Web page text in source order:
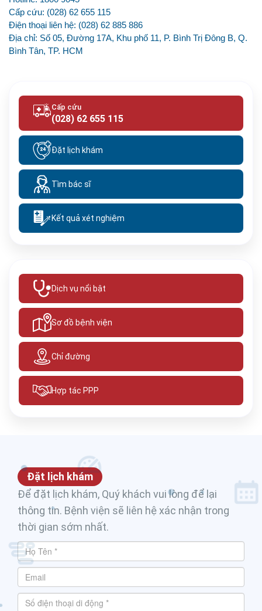
Cấp cứu: (028) 62 655 115
Điện thoại liên hệ: (028) 62 885 886
Địa chỉ: Số 05, Đường 17A, Khu phố 11, P. Bình Trị Đông B, Q.
Bình Tân, TP. HCM
Cấp cứu
(028) 62 655 115
Đặt lịch khám
Tìm bác sĩ
Kết quả xét nghiệm
Dịch vụ nổi bật
Sơ đồ bệnh viện
Chỉ đường
Hợp tác PPP
Đặt lịch khám
Để đặt lịch khám, Quý khách vui lòng để lại
thông tin. Bệnh viện sẽ liên hệ xác nhận trong
thời gian sớm nhất.